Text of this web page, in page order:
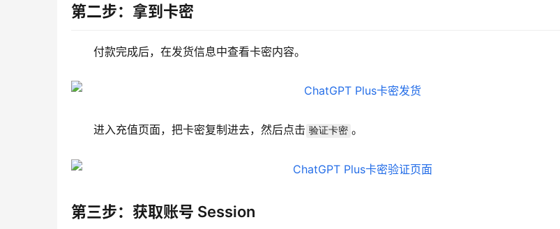
第二步：拿到卡密
付款完成后，在发货信息中查看卡密内容。
进入充值页面，把卡密复制进去，然后点击 验证卡密 。
第三步：获取账号 Session